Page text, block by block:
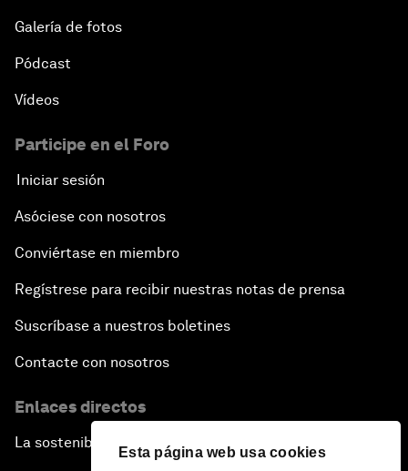
Esta página web usa cookies
Galería de fotos
Pódcast
Vídeos
Participe en el Foro
Iniciar sesión
Asóciese con nosotros
Conviértase en miembro
Regístrese para recibir nuestras notas de prensa
Suscríbase a nuestros boletines
Contacte con nosotros
Enlaces directos
La sostenibilidad en el Foro